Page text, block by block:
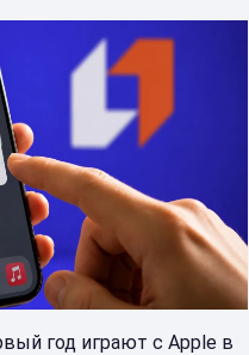
год играют с Apple в